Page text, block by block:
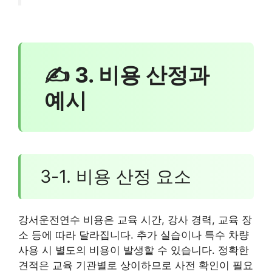
✍ 3. 비용 산정과
예시
3-1. 비용 산정 요소
강서운전연수 비용은 교육 시간, 강사 경력, 교육 장
소 등에 따라 달라집니다. 추가 실습이나 특수 차량
사용 시 별도의 비용이 발생할 수 있습니다. 정확한
견적은 교육 기관별로 상이하므로 사전 확인이 필요